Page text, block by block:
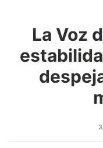
La Voz